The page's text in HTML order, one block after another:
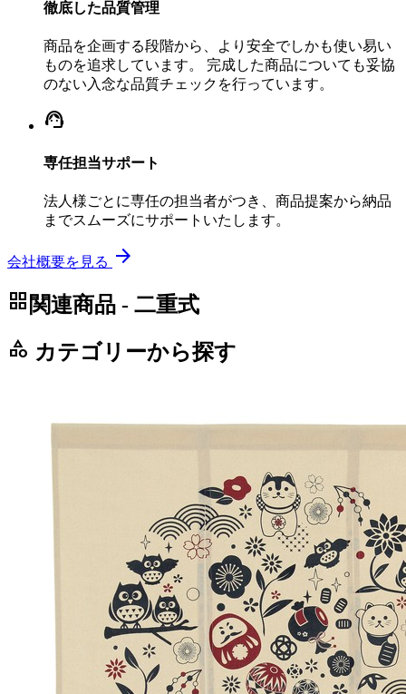
徹底した品質管理
商品を企画する段階から、より安全でしかも使い易い
ものを追求しています。 完成した商品についても妥協
のない入念な品質チェックを行っています。
support_agent
専任担当サポート
法人様ごとに専任の担当者がつき、商品提案から納品
までスムーズにサポートいたします。
会社概要を見る arrow_forward
grid_view 関連商品 - 二重式
category カテゴリーから探す